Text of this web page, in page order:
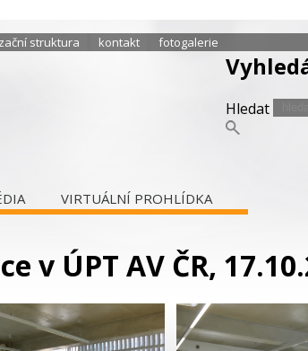
struktura kontakt fotogalerie
Hledat
VIRTUÁLNÍ PROHLÍDKA
v ÚPT AV ČR,